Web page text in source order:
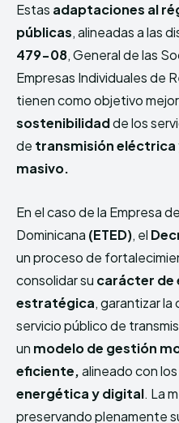
Estas adaptaciones al
públicas, alineadas a las
479-08, General de las
Empresas Individuales de
tienen como objetivo
sostenibilidadde los
de transmisión
masivo.
En el caso de la Empresa
Dominicana (ETED), el
un proceso de
consolidar su carácter de
estratégica, garantizar
servicio público de
un modelo de gestión
eficiente,alineado con
energética y digital. La
preservando plenamente